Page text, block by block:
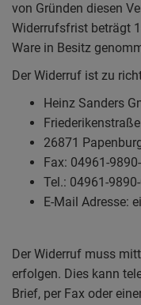
von Gründen diesen
Widerrufsfrist beträgt
Ware in Besitz
Der Widerruf ist zu
Heinz Sanders
26871
Fax: 04961-
Tel.: 04961-
E-Mail Adresse:
Der Widerruf muss
erfolgen. Dies kann
Brief, per Fax oder